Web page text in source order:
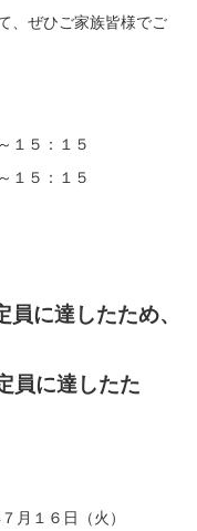
、ぜひご家族皆様でご
１５：１５
１５：１５
員に達したため、
に達したた
月１６日（火）